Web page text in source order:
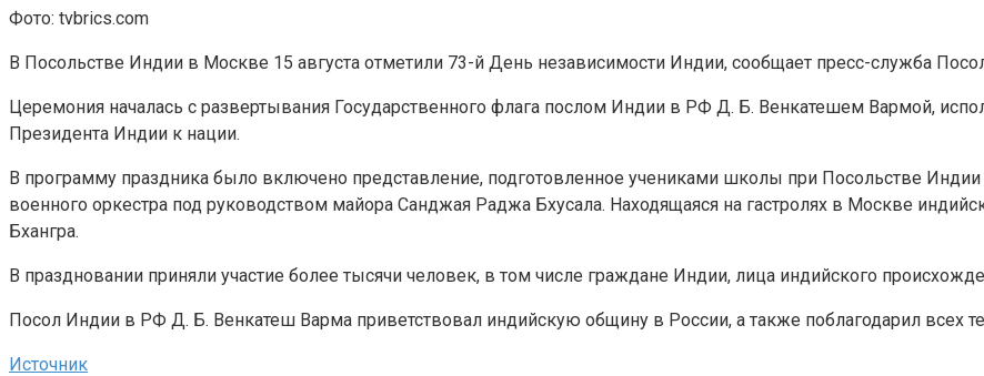
Фото: tvbrics.com
В Посольстве Индии в Москве 15 августа отметили 73-й День независимости Индии, сообщает пресс-служба
Церемония началась с развертывания Государственного флага послом Индии в РФ Д. Б. Венкатешем Вармой,
Президента Индии к нации.
В программу праздника было включено представление, подготовленное учениками школы при Посольстве
военного оркестра под руководством майора Санджая Раджа Бхусала. Находящаяся на гастролях в Москве
Бхангра.
В праздновании приняли участие более тысячи человек, в том числе граждане Индии, лица индийского
Посол Индии в РФ Д. Б. Венкатеш Варма приветствовал индийскую общину в России, а также поблагодарил всех
Источник